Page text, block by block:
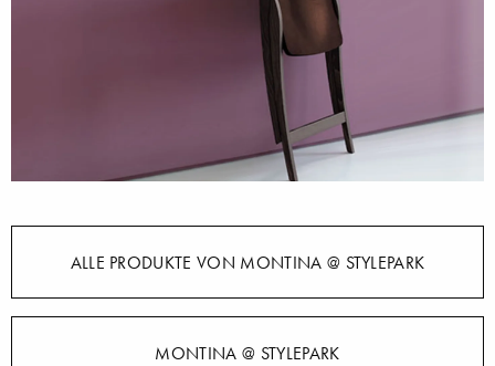
ALLE PRODUKTE VON MONTINA @ STYLEPARK
MONTINA @ STYLEPARK